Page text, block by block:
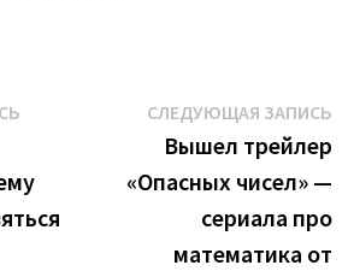
Предыдущая
СЛЕДУЮЩАЯ ЗАПИСЬ
Вышел трейлер
«Опасных чисел» —
сериала про
математика от